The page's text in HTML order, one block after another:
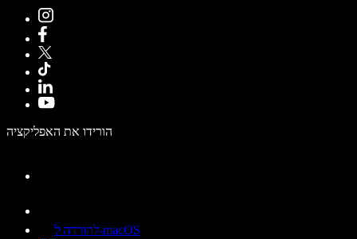
הורידו את האפליקציה
להורדה ל-macOS